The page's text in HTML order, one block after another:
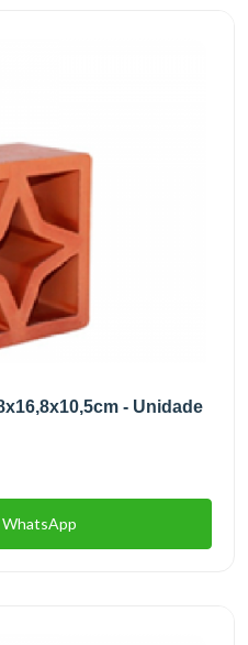
- Unidade